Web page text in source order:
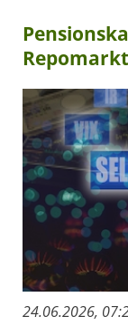
Repomarkt
24.06.2026,